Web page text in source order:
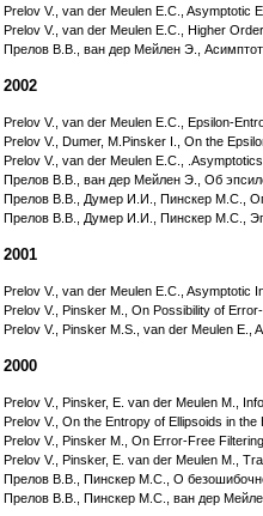
Prelov V., van der Meulen E.C., Asymptotic
Prelov V., van der Meulen E.C., Higher
Прелов В.В., ван дер Мейлен Э.,
2002
Prelov V., van der Meulen E.C., Epsilon-
Prelov V., Dumer, M.Pinsker I., On the
Prelov V., van der Meulen E.C.,
Прелов В.В., ван дер Мейлен Э., Об
Прелов В.В., Думер И.И., Пинскер М.С.,
Прелов В.В., Думер И.И., Пинскер М.С.,
2001
Prelov V., van der Meulen E.C., Asymptotic
Prelov V., Pinsker M., On Possibility of
Prelov V., Pinsker M.S., van der Meulen E.,
2000
Prelov V., Pinsker, E. van der Meulen M.,
Prelov V., On the Entropy of Ellipsoids in
Prelov V., Pinsker M., On Error-Free
Prelov V., Pinsker, E. van der Meulen M.,
Прелов В.В., Пинскер М.С., О
Прелов В.В., Пинскер М.С., ван дер